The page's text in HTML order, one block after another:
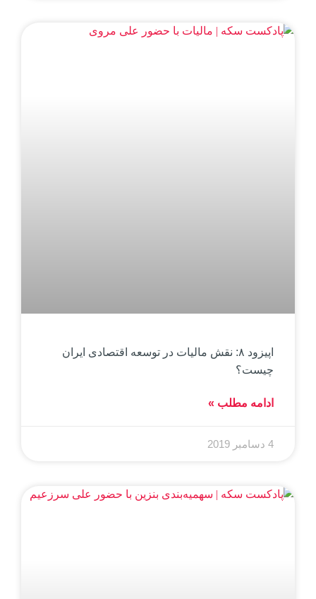
اپیزود ۸: نقش مالیات در توسعه اقتصادی ایران
چیست؟
ادامه مطلب »
4 دسامبر 2019